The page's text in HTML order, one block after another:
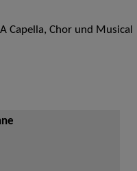
Capella, Chor und Musical